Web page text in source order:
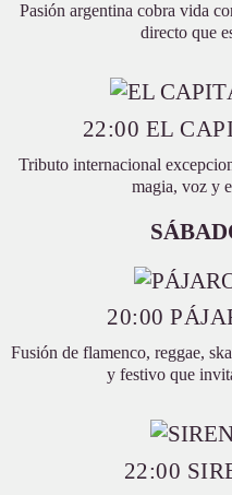
Pasión argentina cobra vida
directo que
22:00 EL
Tributo internacional
magia, voz y
20:00
Fusión de flamenco, reggae,
y festivo que
22:00